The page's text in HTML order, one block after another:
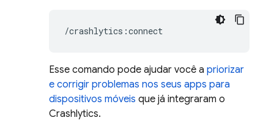
Esse comando pode ajudar você a priorizar
e corrigir problemas nos seus apps para
dispositivos móveis que já integraram o
Crashlytics.